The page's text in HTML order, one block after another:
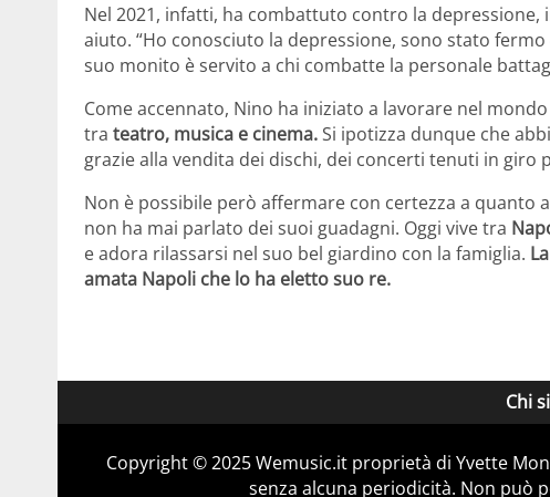
Nel 2021, infatti, ha combattuto contro la
aiuto. “Ho conosciuto la depressione, sono stato
suo monito è servito a chi combatte la personale
Come accennato, Nino ha iniziato a lavorare nel
tra teatro, musica e cinema.Si ipotizza dunque che
grazie alla vendita dei dischi, dei concerti tenuti in giro
Non è possibile però affermare con certezza a
non ha mai parlato dei suoi guadagni. Oggi vive tra
e adora rilassarsi nel suo bel giardino con la famiglia.
amata Napoli che lo ha eletto suo re.
Chi
Copyright © 2025 Wemusic.it proprietà di Yvette
senza alcuna periodicità. Non può